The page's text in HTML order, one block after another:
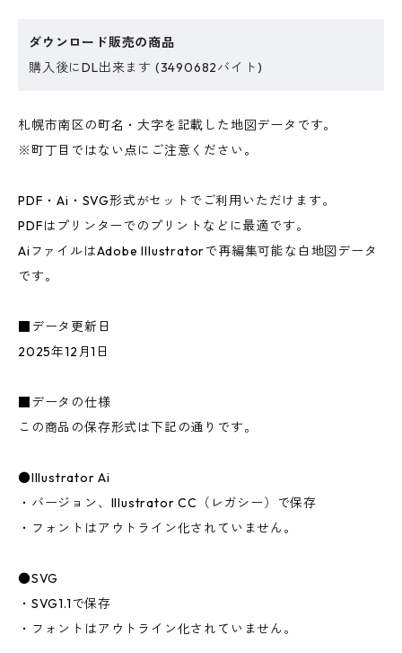
ダウンロード販売の商品
購入後にDL出来ます (3490682バイト)
札幌市南区の町名・大字を記載した地図データです。
※町丁目ではない点にご注意ください。
PDF・Ai・SVG形式がセットでご利用いただけます。
PDFはプリンターでのプリントなどに最適です。
AiファイルはAdobe Illustratorで再編集可能な白地図データ
です。
■データ更新日
2025年12月1日
■データの仕様
この商品の保存形式は下記の通りです。
●Illustrator Ai
・バージョン、Illustrator CC（レガシー）で保存
・フォントはアウトライン化されていません。
●SVG
・SVG1.1で保存
・フォントはアウトライン化されていません。